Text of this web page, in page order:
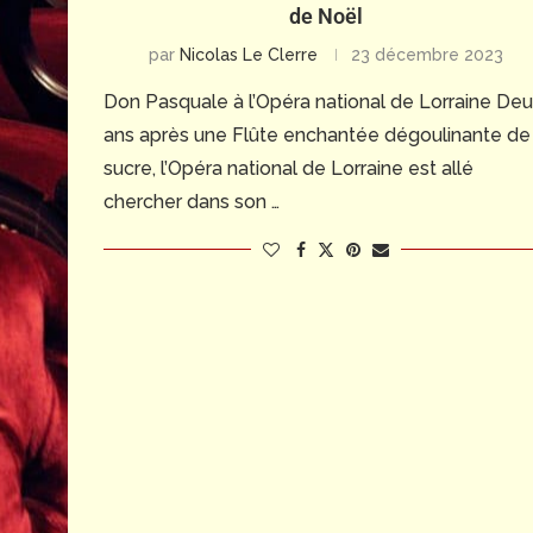
de Noël
par Nicolas Le Clerre 23 décembre 2023
Don Pasquale à l’Opéra national de Lorraine
ans après une Flûte enchantée dégoulinante de
sucre, l’Opéra national de Lorraine est allé
chercher dans son …